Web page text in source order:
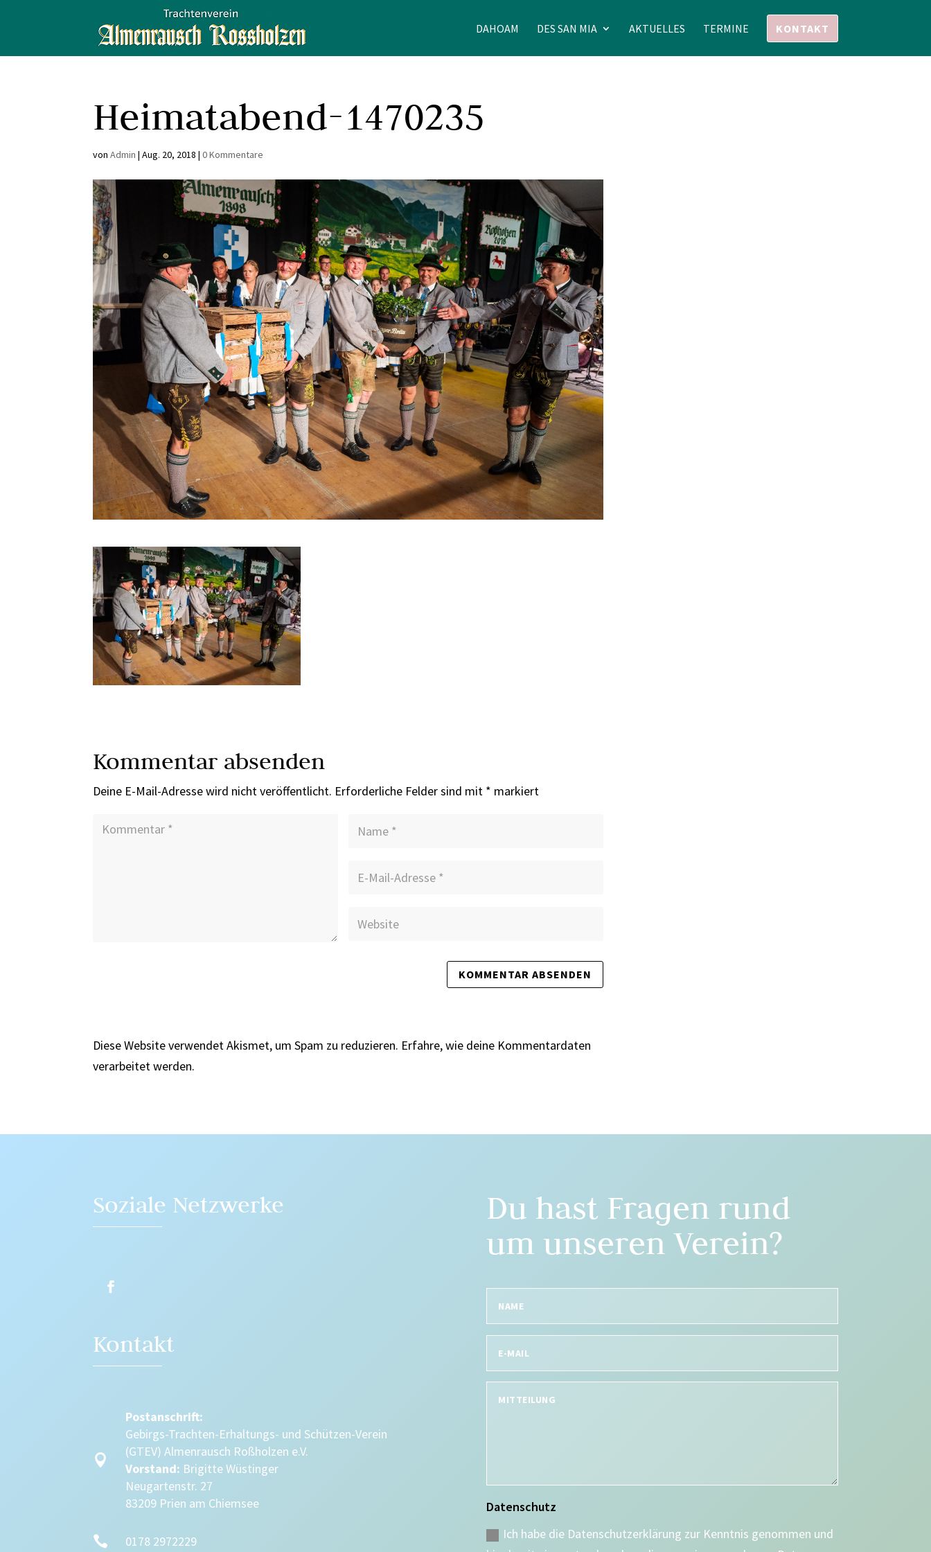
DAHOAM DES SAN MIA AKTUELLES TERMINE KONTAKT
Heimatabend-1470235
vonAdmin |Aug. 20, 2018 |0 Kommentare
Kommentar absenden
Deine E-Mail-Adresse wird nicht veröffentlicht. Erforderliche Felder sind mit * markiert
Diese Website verwendet Akismet, um Spam zu reduzieren. Erfahre, wie deine Kommentardaten
verarbeitet werden.
Soziale Netzwerke
Kontakt

Postanschrift:
Gebirgs-Trachten-Erhaltungs- und Schützen-Verein
(GTEV) Almenrausch Roßholzen e.V.
Vorstand: Brigitte Wüstinger
Neugartenstr. 27
83209 Prien am Chiemsee
 0178 2972229
Du hast Fragen rund
um unseren Verein?
Datenschutz
Ich habe die Datenschutzerklärung zur Kenntnis genommen und